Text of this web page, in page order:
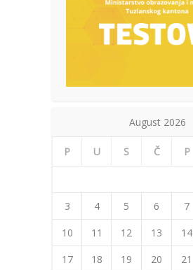
August 2026
P U S Č P
3
4 5 6 7
10
11 12 13 14
17
18 19 20 21